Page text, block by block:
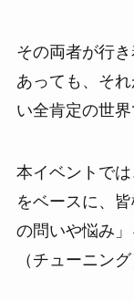
その両者が行
あっても、そ
い全肯定の世界
本イベントで
をベースに、
の問いや悩み
（チューニン